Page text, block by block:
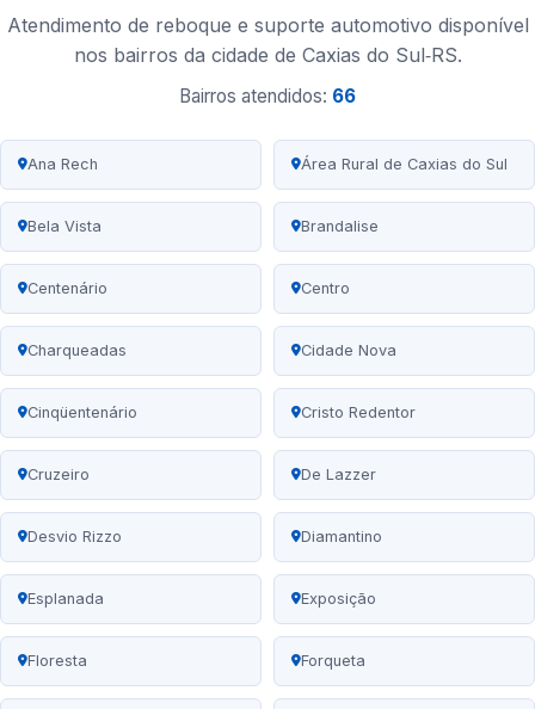
Atendimento de reboque e suporte automotivo disponível
nos bairros da cidade de Caxias do Sul‑RS.
Bairros atendidos: 66
Ana Rech Área Rural de Caxias do Sul
Bela Vista Brandalise
Centenário Centro
Charqueadas Cidade Nova
Cinqüentenário Cristo Redentor
Cruzeiro De Lazzer
Desvio Rizzo Diamantino
Esplanada Exposição
Floresta Forqueta